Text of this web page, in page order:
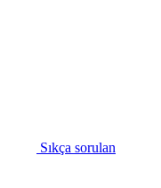
Sıkça sorulan